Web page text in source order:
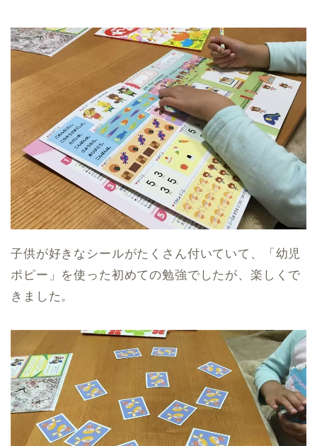
子供が好きなシールがたくさん付いていて、「幼児
ポピー」を使った初めての勉強でしたが、楽しくで
きました。